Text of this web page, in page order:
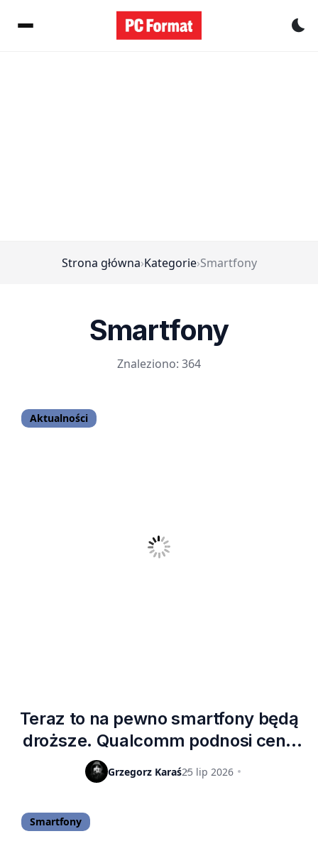
Strona główna›Kategorie›Smartfony
Smartfony
Znaleziono: 364
Aktualności
Teraz to na pewno smartfony będą
droższe. Qualcomm podnosi ceny
swoich układów Snapdragon
Grzegorz Karaś25 lip 2026
Smartfony